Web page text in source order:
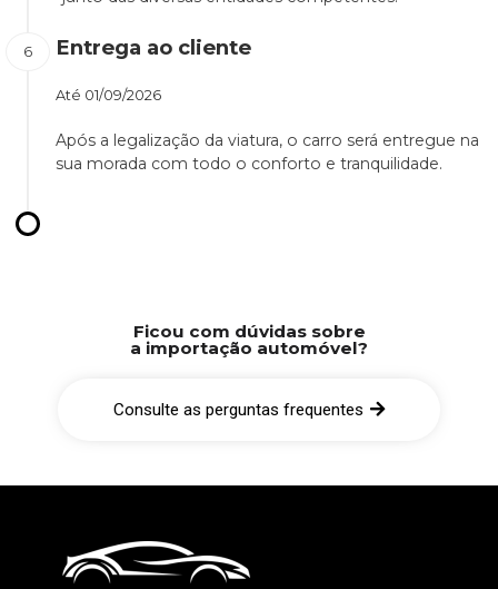
Entrega ao cliente
Até 01/09/2026
Após a legalização da viatura, o carro será entregue na
sua morada com todo o conforto e tranquilidade.
Ficou com dúvidas sobre
a importação automóvel?
Consulte as perguntas frequentes